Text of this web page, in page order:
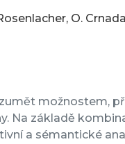
O.
možnostem,
Na základě
a sémantické